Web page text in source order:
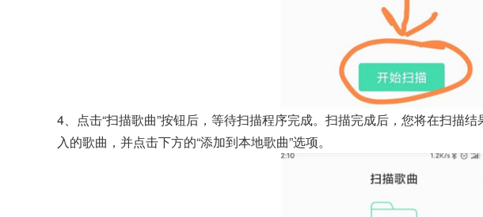
4、点击“扫描歌曲”按钮后，等待扫描程序完成。扫描完成后，您将在扫描
入的歌曲，并点击下方的“添加到本地歌曲”选项。